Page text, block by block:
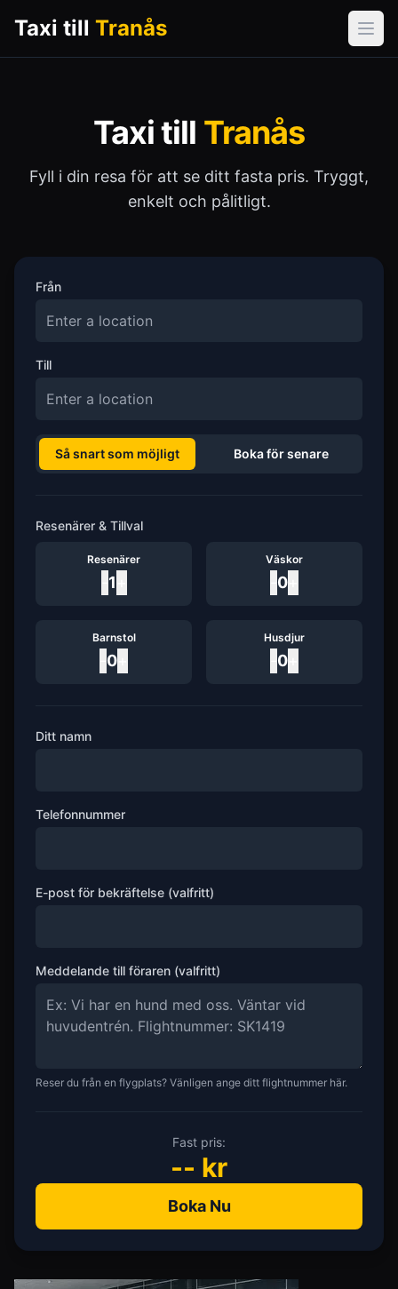
Taxi till Tranås
Taxi till Tranås
Fyll i din resa för att se ditt fasta pris. Tryggt,
enkelt och pålitligt.
Från
Till
Så snart som möjligt Boka för senare
Resenärer & Tillval
Resenärer
1
Väskor
0
Barnstol
0
Husdjur
0
Ditt namn
Telefonnummer
E-post för bekräftelse (valfritt)
Meddelande till föraren (valfritt)
Reser du från en flygplats? Vänligen ange ditt flightnummer här.
Fast pris:
-- kr
Boka Nu